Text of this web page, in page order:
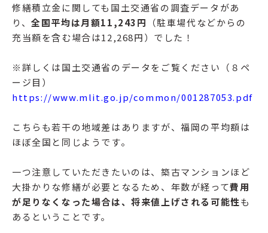
修繕積立金に関しても国土交通省の調査データがあ
り、全国平均は月額11,243円
（駐車場代などからの
充当額を含む場合は12,268円）でした！
※詳しくは国土交通省のデータをご覧ください（８ペ
ージ目）
https://www.mlit.go.jp/common/001287053.pdf
こちらも若干の地域差はありますが、福岡の平均額は
ほぼ全国と同じようです。
一つ注意していただきたいのは、築古マンションほど
大掛かりな修繕が必要となるため、年数が経って費用
が足りなくなった場合は、将来値上げされる可能性も
あるということです。